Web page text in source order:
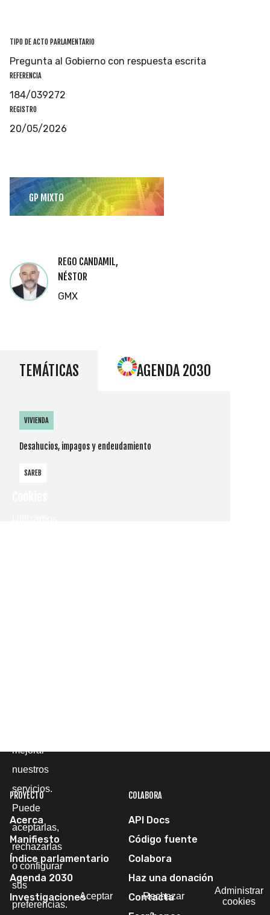
TIPO DE ACTO PARLAMENTARIO
Pregunta al Gobierno con respuesta escrita
REFERENCIA
184/039272
REGISTRO
20/05/2026
GP MIXTO
REGO CANDAMIL,
NÉSTOR
GMX
TEMÁTICAS AGENDA 2030
VIVIENDA
Desahucios, impagos y endeudamiento
SAREB
PROYECTO
Acerca
Manifiesto
Índice parlamentario
Agenda 2030
Investigaciones
COLABORA
API Docs
Código fuente
Colabora
Haz una donación
Contacta
mejorar
nuestros
servicios.
Puede
aceptarlas,
rechazarlas
o configurar
sus
preferencias.
Aceptar Rechazar
Administrar
cookies